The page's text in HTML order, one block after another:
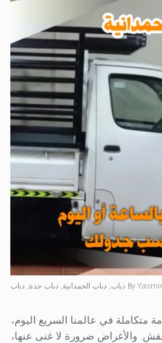
دباب, دباب الحمدانية, دباب جدة, دباب
متكاملة في عالمنا السريع اليوم،
والأغراض ضرورة لا غنى عنها،